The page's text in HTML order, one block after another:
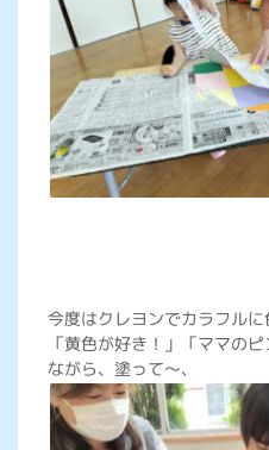
今度はクレヨンでカラフルに
「黄色が好き！」「ママの
ながら、塗って～、